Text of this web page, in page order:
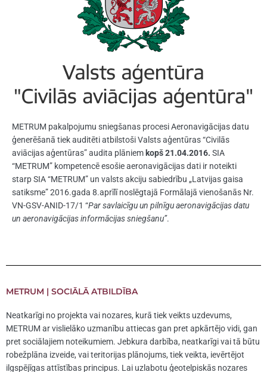
METRUM pakalpojumu sniegšanas procesi Aeronavigācijas datu
ģenerēšanā tiek auditēti atbilstoši Valsts aģentūras “Civilās
aviācijas aģentūras” audita plāniem kopš 21.04.2016. SIA
“METRUM” kompetencē esošie aeronavigācijas dati ir noteikti
starp SIA “METRUM” un valsts akciju sabiedrību „Latvijas gaisa
satiksme” 2016.gada 8.aprīlī noslēgtajā Formālajā vienošanās Nr.
VN-GSV-ANID-17/1 “Par savlaicīgu un pilnīgu aeronavigācijas datu
un aeronavigācijas informācijas sniegšanu”.
METRUM | SOCIĀLĀ ATBILDĪBA
Neatkarīgi no projekta vai nozares, kurā tiek veikts uzdevums,
METRUM ar vislielāko uzmanību attiecas gan pret apkārtējo vidi, gan
pret sociālajiem noteikumiem. Jebkura darbība, neatkarīgi vai tā būtu
robežplāna izveide, vai teritorijas plānojums, tiek veikta, ievērtējot
ilgspējīgas attīstības principus. Lai uzlabotu ģeotelpiskās nozares